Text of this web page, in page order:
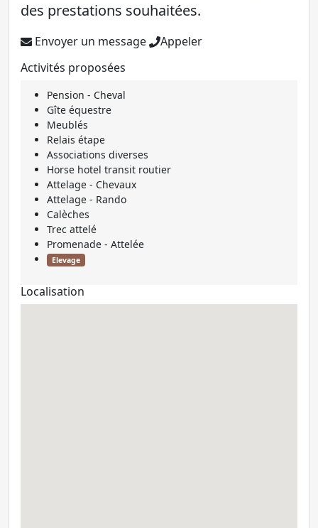
des prestations souhaitées.
Envoyer un message
Appeler
Activités proposées
Pension - Cheval
Gîte équestre
Meublés
Relais étape
Associations diverses
Horse hotel transit routier
Attelage - Chevaux
Attelage - Rando
Calèches
Trec attelé
Promenade - Attelée
Elevage
Localisation